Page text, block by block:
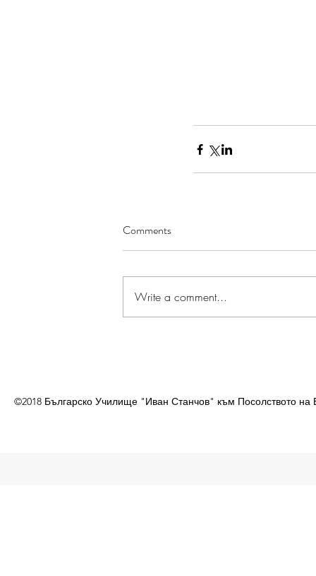
Comments
Write a comment...
©2018 Българско Училище "Иван Станчов" към Посолството на